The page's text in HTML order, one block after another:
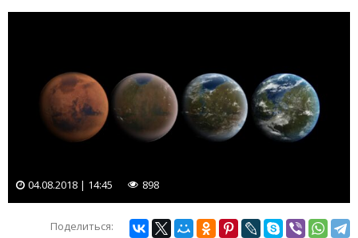
04.08.2018 | 14:45 898
Поделиться: